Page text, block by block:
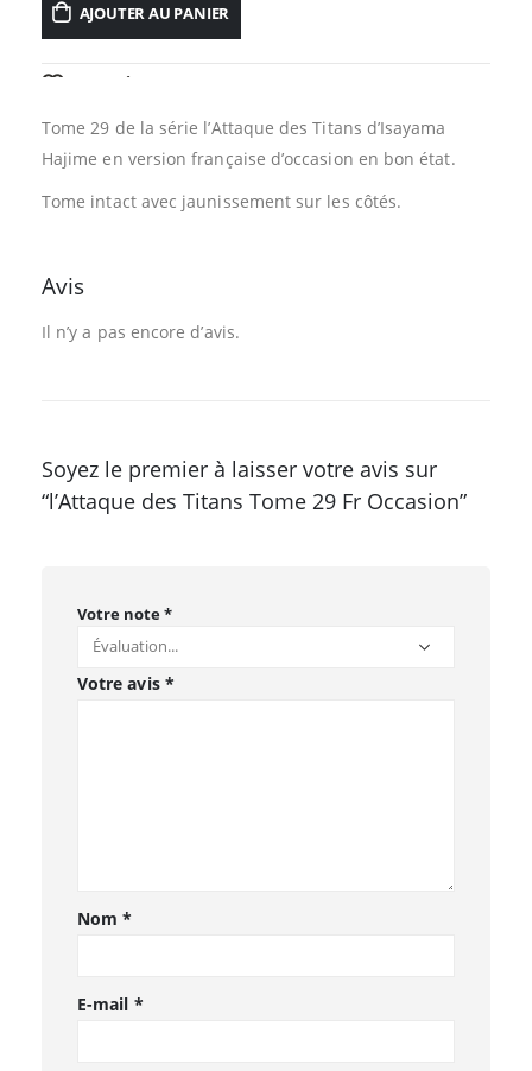
AJOUTER AU PANIER
AJOUTER À LA LISTE D’ENVIES
Tome 29 de la série l’Attaque des Titans d’Isayama
Hajime en version française d’occasion en bon état.
Tome intact avec jaunissement sur les côtés.
Avis
Il n’y a pas encore d’avis.
Soyez le premier à laisser votre avis sur
“l’Attaque des Titans Tome 29 Fr Occasion”
Votre note*
Votre avis *
Nom*
E-mail *